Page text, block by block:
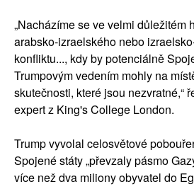
„Nacházíme se ve velmi důležitém
arabsko-izraelského nebo
konfliktu..., kdy by potenciálně
Trumpovým vedením mohly na
skutečnosti, které jsou nezvratné,“
expert z King's College London.
Trump vyvolal celosvětové
Spojené státy „převzaly pásmo
více než dva miliony obyvatel do